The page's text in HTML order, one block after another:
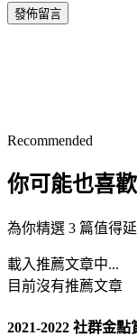
發佈留言
Recommended
你可能也喜歡
為你精選 3 篇值得
載入推薦文章中...
目前沒有推薦文章
2021-2022 社群金點